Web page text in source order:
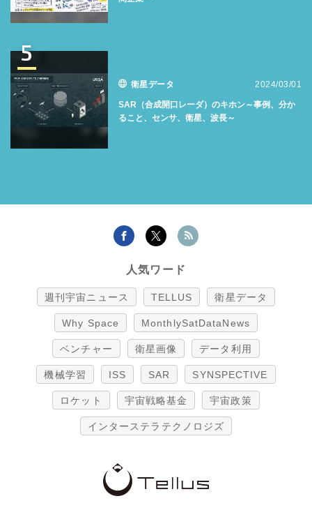
5
衛星データ 2024/03/01
SAR（合成開口レーダ）のキホン～事例、分か
ること、センサ、衛星、波長～
人気ワード
週刊宇宙ニュース TELLUS 衛星データ
Why Space MonthlySatDataNews
ベンチャー 衛星画像 データ利用
機械学習 ISS SAR SYNSPECTIVE
ロケット 宇宙戦略基金 宇宙政策
インターステラテクノロジズ